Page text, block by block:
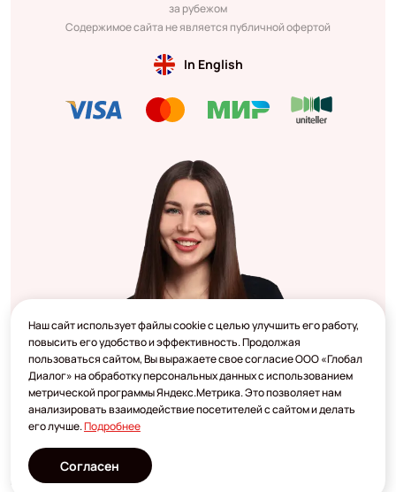
за рубежом
Содержимое сайта не является публичной офертой
In English
Разработано
Наш сайт использует файлы cookie с целью улучшить его работу,
повысить его удобство и эффективность. Продолжая
пользоваться сайтом, Вы выражаете свое согласие ООО «Глобал
Диалог» на обработку персональных данных с использованием
метрической программы Яндекс.Метрика. Это позволяет нам
анализировать взаимодействие посетителей с сайтом и делать
его лучше.Подробнее
Согласен